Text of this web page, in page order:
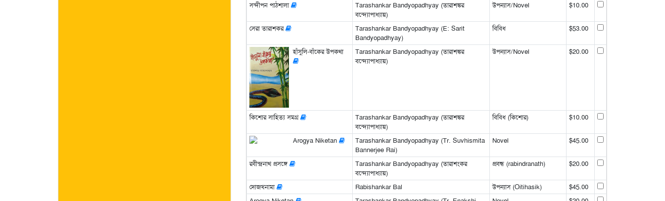
সন্দীপন পাঠশালা
Tarashankar Bandyopadhyay (তারাশঙ্কর
বন্দ্যোপাধ্যায়)
উপন্যাস/Novel $10.00
সেরা তারাশকর
Tarashankar Bandyopadhyay (E: Sarit
Bandyopadhyay)
বিবিধ $53.00
হাঁসুলি-বাঁকের উপকথা
Tarashankar Bandyopadhyay (তারাশঙ্কর
বন্দ্যোপাধ্যায়)
উপন্যাস/Novel $20.00
কিশোর সাহিত্য সমগ্র
Tarashankar Bandyopadhyay (তারাশঙ্কর
বন্দ্যোপাধ্যায়)
বিবিধ (কিশোর) $10.00
Arogya Niketan
Tarashankar Bandyopadhyay (Tr. Suvhismita
Bannerjee Rai)
Novel $45.00
রবীন্দ্রনাথ প্রসঙ্গে
Tarashankar Bandyopadhyay (তারাশংকর
বন্দ্যোপাধ্যায়)
প্রবন্ধ (rabindranath) $20.00
দোজখনামা Rabishankar Bal উপন্যাস (Oitihasik)
$45.00